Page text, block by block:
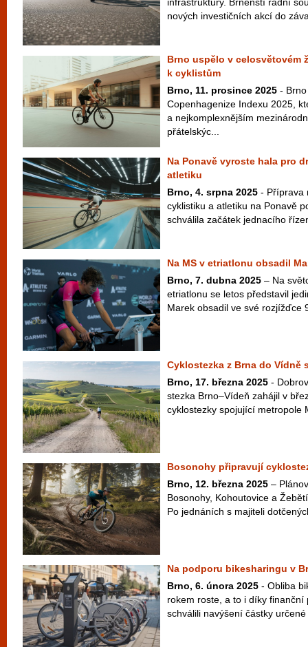
nových investičních akcí do
Brno uspělo v celosvětovém
k cyklistům
Brno, 11. prosince 2025 -
Copenhagenize Indexu 2025,
a nejkomplexnějším
přátelskýc...
Na Ponavě vyroste hala pro
atletiku
Brno, 4. srpna 2025 - Příprava
cyklistiku a atletiku na Ponavě
schválila začátek jednacího
Na MS v etriatlonu obsadil
Brno, 7. dubna 2025 – Na
etriatlonu se letos představil
Marek obsadil ve své rozjížďce
Cyklostezka z Brna do Vídně
Brno, 17. března 2025 -
stezka Brno–Vídeň zahájil v
cyklostezky spojující metropole
Bosonohy připravují
Brno, 12. března 2025 –
Bosonohy, Kohoutovice a
Po jednáních s majiteli
Na podporu bikesharingu v
Brno, 6. února 2025 - Obliba
rokem roste, a to i díky
schválili navýšení částky